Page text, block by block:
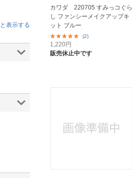
カワダ 220705 すみっコぐら
し ファンシーメイクアップキ
ット ブルー
(2)
1,220円
販売休止中です
表示する